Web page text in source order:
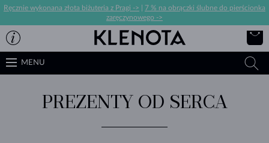
Ręcznie wykonana złota biżuteria z Pragi ->
7 % na obrączki ślubne do pierścionka
zaręczynowego ->
MENU
PREZENTY OD SERCA